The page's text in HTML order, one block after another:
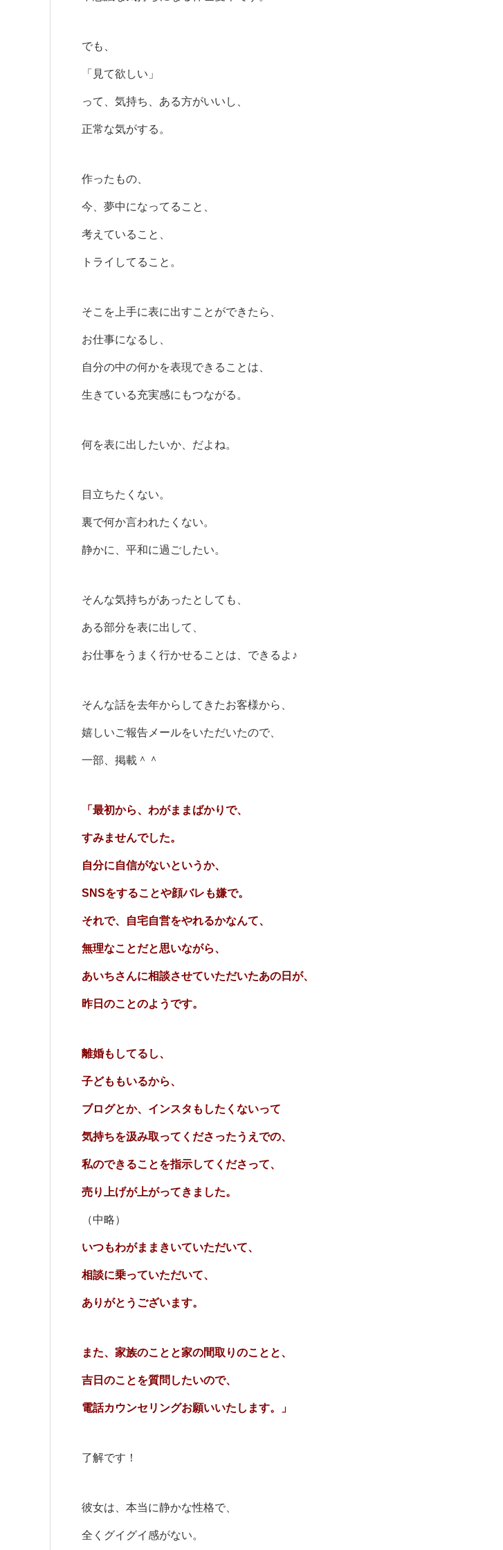
でも、
「見て欲しい」
って、気持ち、ある方がいいし、
正常な気がする。
作ったもの、
今、夢中になってること、
考えていること、
トライしてること。
そこを上手に表に出すことができたら、
お仕事になるし、
自分の中の何かを表現できることは、
生きている充実感にもつながる。
何を表に出したいか、だよね。
目立ちたくない。
裏で何か言われたくない。
静かに、平和に過ごしたい。
そんな気持ちがあったとしても、
ある部分を表に出して、
お仕事をうまく行かせることは、できるよ♪
そんな話を去年からしてきたお客様から、
嬉しいご報告メールをいただいたので、
一部、掲載＾＾
「最初から、わがままばかりで、
すみませんでした。
自分に自信がないというか、
SNSをすることや顔バレも嫌で。
それで、自宅自営をやれるかなんて、
無理なことだと思いながら、
あいちさんに相談させていただいたあの日が、
昨日のことのようです。
離婚もしてるし、
子どももいるから、
ブログとか、インスタもしたくないって
気持ちを汲み取ってくださったうえでの、
私のできることを指示してくださって、
売り上げが上がってきました。
（中略）
いつもわがままきいていただいて、
相談に乗っていただいて、
ありがとうございます。
また、家族のことと家の間取りのことと、
吉日のことを質問したいので、
電話カウンセリングお願いいたします。」
了解です！
彼女は、本当に静かな性格で、
全くグイグイ感がない。